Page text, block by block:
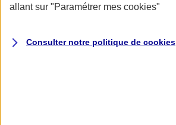
allant sur "Paramétrer mes cookies"
Consulter notre politique de cookies